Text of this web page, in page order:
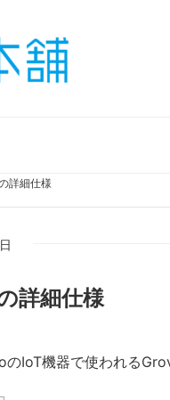
詳細仕様
詳細仕様
IoT機器で使われる